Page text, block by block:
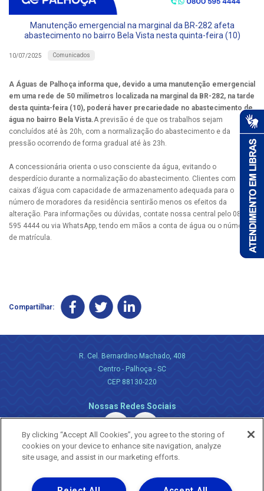
Manutenção emergencial na marginal da BR-282 afeta
abastecimento no bairro Bela Vista nesta quinta-feira (10)
10/07/2025 Comunicados
A Águas de Palhoça informa que, devido a uma manutenção emergencial
em uma rede de 50 milímetros localizada na marginal da BR-282, na tarde
desta quinta-feira (10), poderá haver precariedade no abastecimento de
água no bairro Bela Vista.A previsão é de que os trabalhos sejam
concluídos até às 20h, com a normalização do abastecimento e da
pressão ocorrendo de forma gradual até às 23h.
A concessionária orienta o uso consciente da água, evitando o
desperdício durante a normalização do abastecimento. Clientes com
caixas d’água com capacidade de armazenamento adequada para o
número de moradores da residência sentirão menos os efeitos da
alteração. Para informações ou dúvidas, contate nossa central pelo 0800
595 4444 ou via WhatsApp, tendo em mãos a conta de água ou o número
de matrícula.
Compartilhar:
R. Cel. Bernardino Machado, 408
Centro - Palhoça - SC
CEP 88130-220
Nossas Redes Sociais
By clicking “Accept All Cookies”, you agree to the storing of
cookies on your device to enhance site navigation, analyze
site usage, and assist in our marketing efforts.